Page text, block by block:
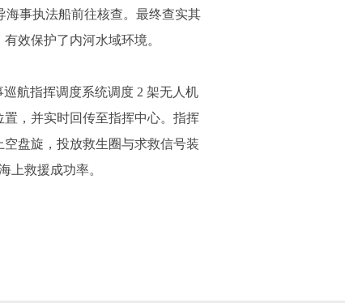
事执法船前往核查。最终查实其
效保护了内河水域环境。
航指挥调度系统调度 2 架无人机
，并实时回传至指挥中心。指挥
盘旋，投放救生圈与求救信号装
上救援成功率。